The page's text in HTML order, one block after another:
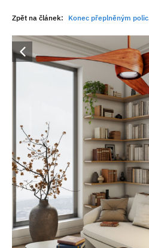
Zpět na článek: Konec přeplněným policím. Tyto vychytávky vám pomohou zkrotit nepořádek v obýváku